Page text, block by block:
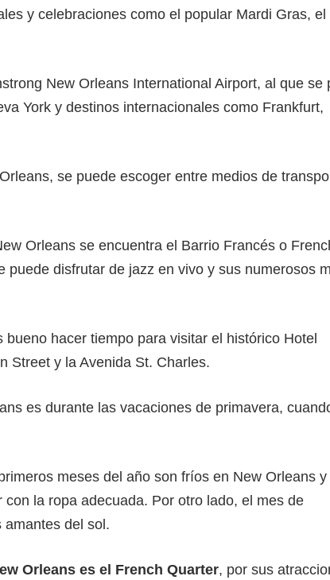
y celebraciones como el popular Mardi Gras, el
New Orleans International Airport, al que se
York y destinos internacionales como Frankfurt,
se puede escoger entre medios de
Orleans se encuentra el Barrio Francés o
puede disfrutar de jazz en vivo y sus numerosos
hacer tiempo para visitar el histórico Hotel
Street y la Avenida St. Charles.
es durante las vacaciones de primavera,
meses del año son fríos en New Orleans
la ropa adecuada. Por otro lado, el mes de
amantes del sol.
Orleans es el French Quarter, por sus